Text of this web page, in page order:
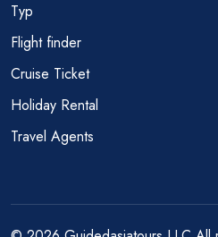
Тур
Flight finder
Cruise Ticket
Holiday Rental
Travel Agents